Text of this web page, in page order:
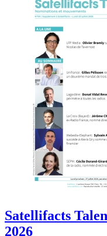
Satellifacts
2026